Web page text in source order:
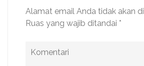
Alamat email Anda tidak akan
Ruas yang wajib ditandai *
Komentari